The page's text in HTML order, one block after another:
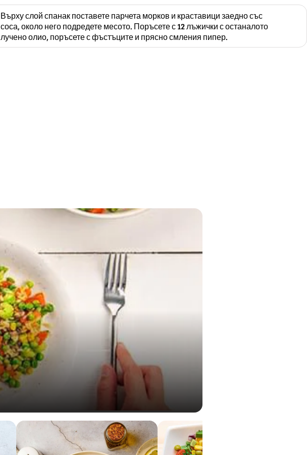
Върху слой спанак поставете парчета морков и краставици заедно със
соса, около него подредете месото. Поръсете с 12 лъжички с останалото
лучено олио, поръсете с фъстъците и прясно смления пипер.